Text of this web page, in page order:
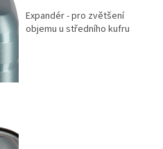
Expandér - pro zvětšení
objemu u středního kufru